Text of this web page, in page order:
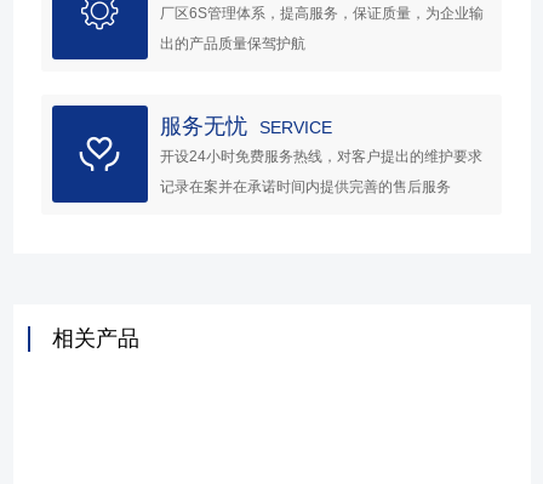
厂区6S管理体系，提高服务，保证质量，为企业输
出的产品质量保驾护航
服务无忧 SERVICE
开设24小时免费服务热线，对客户提出的维护要求
记录在案并在承诺时间内提供完善的售后服务
相关产品